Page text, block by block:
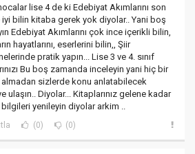
lise 4 de ki Edebiyat Akımlarını son
bilin kitaba gerek yok diyolar.. Yani boş
Edebiyat Akımlarını çok ince içerikli bilin,
hayatlarını, eserlerini bilin,, Şiir
pratik yapın... Lise 3 ve 4. sınıf
Bu boş zamanda inceleyin yani hiç bir
almadan sizlerde konu anlatabilecek
ulaşın.. Diyolar... Kitaplarınız gelene kadar
yenileyin diyolar arkim ..
(0) (0)